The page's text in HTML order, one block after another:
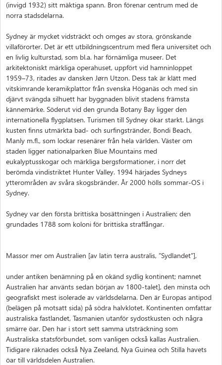
(invigd 1932) sitt mäktiga spann. Bron förenar centrum med de
norra stadsdelarna.
Sydney är mycket vidsträckt och omges av stora, grönskande
villaförorter. Det är ett utbildningscentrum med flera universitet och
en livlig kulturstad, som bl.a. har förnämliga museer. Det
arkitektoniskt märkliga operahuset, uppfört vid hamninloppet
1959–73, ritades av dansken Jørn Utzon. Dess tak är klätt med
vitskimrande keramikplattor från svenska Höganäs och med sin
djärvt svängda silhuett har byggnaden blivit stadens främsta
kännemärke. Söderut vid den grunda Botany Bay ligger den
internationella flygplatsen. Turismen till Sydney ökar starkt. Längs
kusten finns utmärkta bad- och surfingstränder, Bondi Beach,
Manly m.fl., som lockar resenärer från hela världen. Väster om
staden ligger nationalparken Blue Mountains med
eukalyptusskogar och märkliga bergsformationer, i norr det
berömda vindistriktet Hunter Valley. 1994 härjades Sydneys
ytterområden av svåra skogsbränder. År 2000 hölls sommar-OS i
Sydney.
Sydney var den första brittiska bosättningen i Australien; den
grundades 1788 som koloni för brittiska straffångar.
Massor mer om Australien [av latin terra australis, ”Sydlandet”],
under antiken benämning på en okänd sydlig kontinent; namnet
Australien har använts sedan början av 1800-talet], den minsta och
geografiskt mest isolerade av världsdelarna. Den är Europas antipod
(belägen på motsatt sida) på södra halvklotet. Kontinenten omfattar
australiska fastlandet, Tasmanien utanför sydostkusten och några
smärre öar. Den har i stort sett samma utsträckning som
Australiska statsförbundet, som vanligen också kallas Australien.
Tidigare räknades också Nya Zeeland, Nya Guinea och Stilla havets
öar till världsdelen Australien.